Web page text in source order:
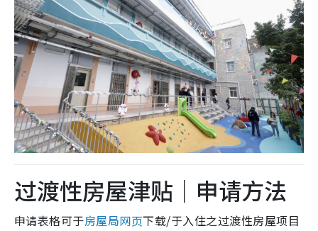
过渡性房屋津贴｜申请方法
申请表格可于房屋局网页下载/于入住之过渡性房屋项目